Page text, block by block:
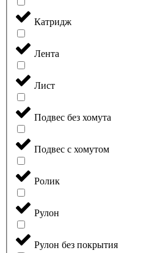
Катридж
Лента
Лист
Подвес без хомута
Подвес с хомутом
Ролик
Рулон
Рулон без покрытия